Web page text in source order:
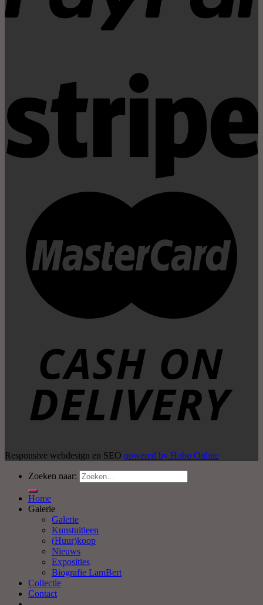
Responsive webdesign en SEO powered by Hobo Online
Zoeken naar:
Home
Galerie
Galerie
Kunstuitleen
(Huur)koop
Nieuws
Exposities
Biografie LamBert
Collectie
Contact